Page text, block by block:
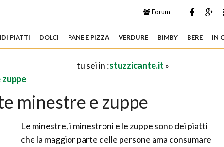
Forum
PIATTI DOLCI PANE E PIZZA VERDURE BIMBY BERE IN
tu sei in :stuzzicante.it »
minestre e zuppe
Le minestre, i minestroni e le zuppe sono dei piatti
che la maggior parte delle persone ama consumare